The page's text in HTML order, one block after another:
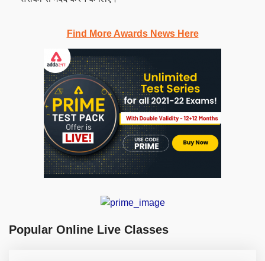
Find More Awards News Here
Popular Online Live Classes